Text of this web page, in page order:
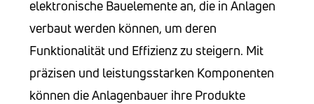
elektronische Bauelemente an, die in Anlagen
verbaut werden können, um deren
Funktionalität und Effizienz zu steigern. Mit
präzisen und leistungsstarken Komponenten
können die Anlagenbauer ihre Produkte